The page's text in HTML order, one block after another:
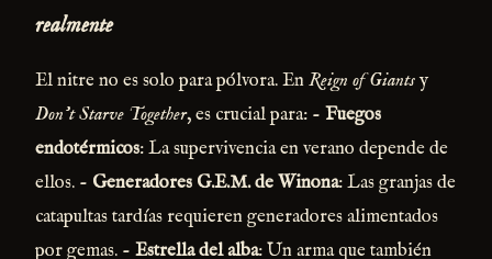
realmente
El nitre no es solo para pólvora. EnReign of Giantsy
Don’t Starve Together, es crucial para: - Fuegos
endotérmicos: La supervivencia en verano depende de
ellos. - Generadores G.E.M. de Winona: Las granjas de
catapultas tardías requieren generadores alimentados
por gemas. - Estrella del alba: Un arma que también